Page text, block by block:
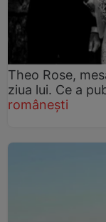
Theo Rose,
ziua lui. Ce a
românești